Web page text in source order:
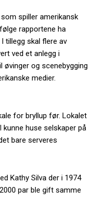
spiller amerikansk
rapportene ha
tillegg skal flere av
ved et anlegg i
øvinger og scenebygging
medier.
for bryllup før. Lokalet
huse selskaper på
bare serveres
Kathy Silva der i 1974
par ble gift samme